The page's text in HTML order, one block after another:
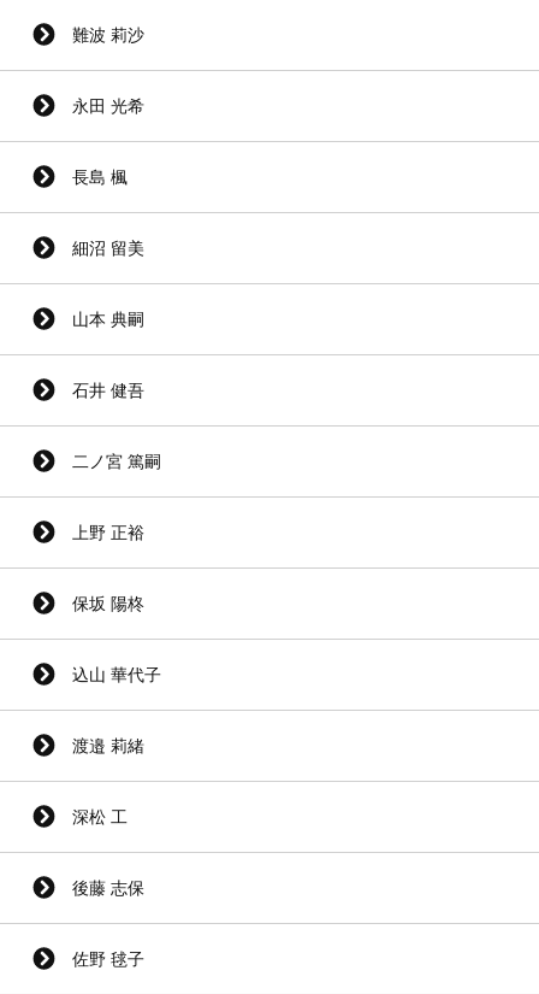
難波 莉沙
永田 光希
長島 楓
細沼 留美
山本 典嗣
石井 健吾
二ノ宮 篤嗣
上野 正裕
保坂 陽柊
込山 華代子
渡邉 莉緒
深松 工
後藤 志保
佐野 毬子